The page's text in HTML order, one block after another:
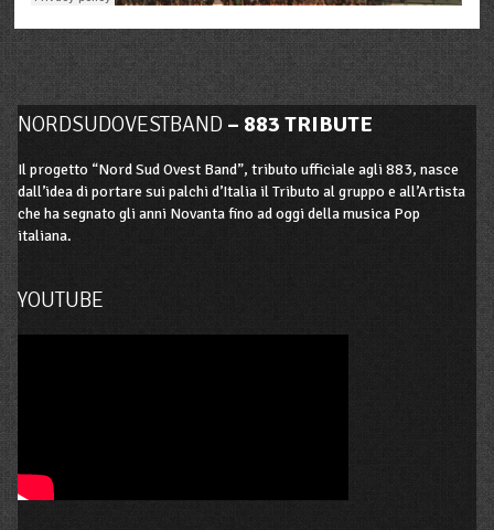
NORDSUDOVESTBAND– 883 TRIBUTE
Il progetto “Nord Sud Ovest Band”, tributo ufficiale agli 883, nasce
dall’idea di portare sui palchi d’Italia il Tributo al gruppo e all’Artista
che ha segnato gli anni Novanta fino ad oggi della musica Pop
italiana.
YOUTUBE